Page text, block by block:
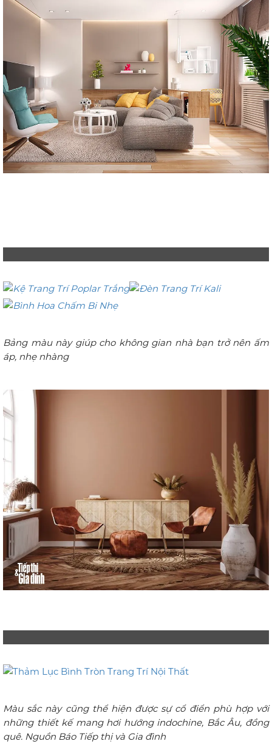
Bảng màu này giúp cho không gian nhà bạn trở nên ấm
áp, nhẹ nhàng
Màu sắc này cũng thể hiện được sự cổ điển phù hợp với
những thiết kế mang hơi hướng indochine, Bắc Âu, đồng
quê. Nguồn Báo Tiếp thị và Gia đình